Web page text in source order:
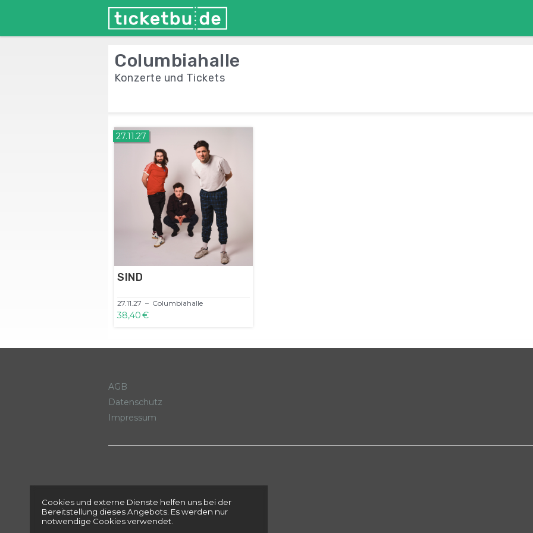
Columbiahalle
Konzerte und Tickets
27.11.27
SIND
27.11.27 – Columbiahalle
38,40 €
AGB
Datenschutz
Impressum
Cookies und externe Dienste helfen uns bei der
Bereitstellung dieses Angebots. Es werden nur
notwendige Cookies verwendet.